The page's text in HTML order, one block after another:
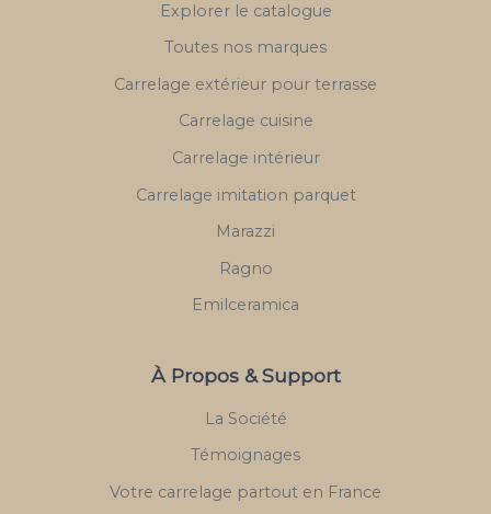
Explorer le catalogue
Toutes nos marques
Carrelage extérieur pour terrasse
Carrelage cuisine
Carrelage intérieur
Carrelage imitation parquet
Marazzi
Ragno
Emilceramica
À Propos & Support
La Société
Témoignages
Votre carrelage partout en France